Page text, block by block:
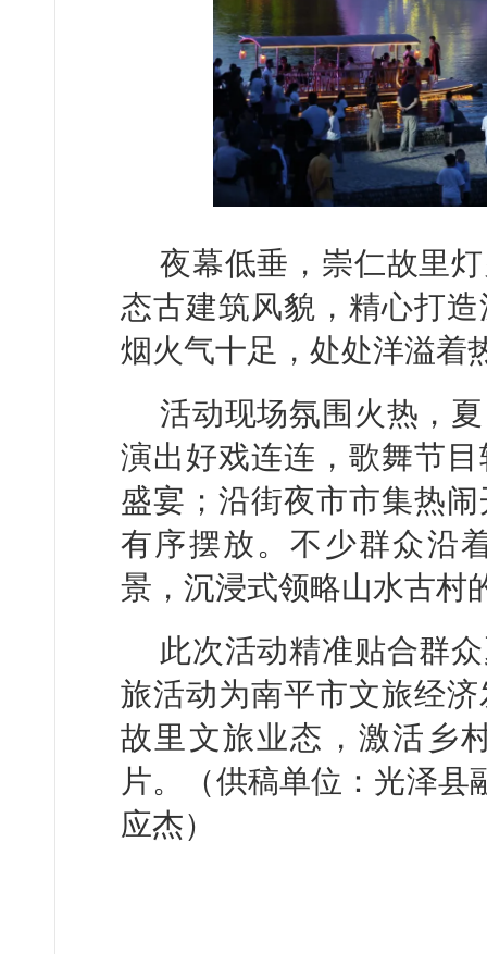
夜幕低垂，崇仁故里
态古建筑风貌，精心打
烟火气十足，处处洋溢着
活动现场氛围火热，
演出好戏连连，歌舞节
盛宴；沿街夜市市集热
有序摆放。不少群众沿
景，沉浸式领略山水古村
此次活动精准贴合群
旅活动为南平市文旅经
故里文旅业态，激活乡
片。（供稿单位：光泽县
应杰）